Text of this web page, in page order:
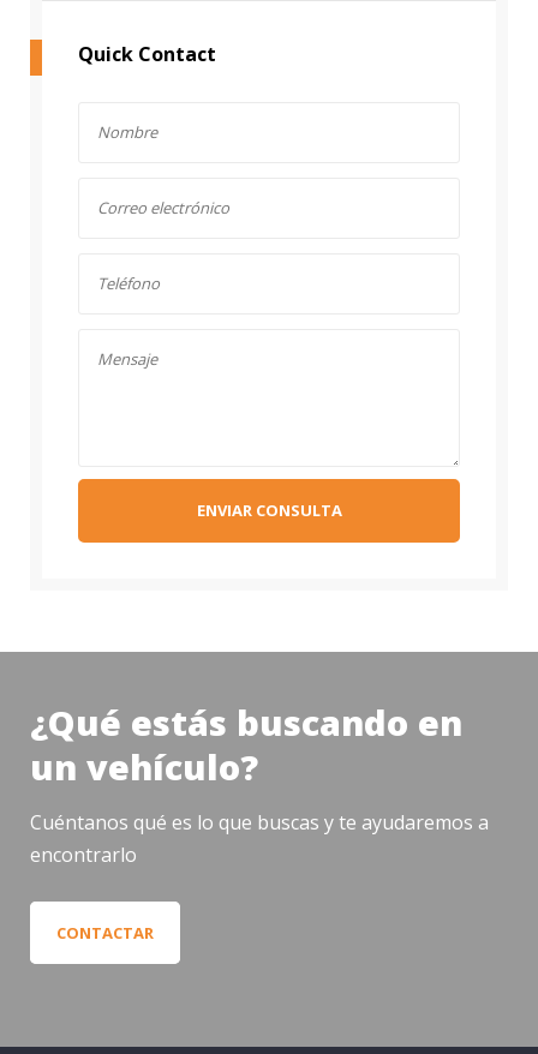
Quick Contact
ENVIAR CONSULTA
¿Qué estás buscando en
un vehículo?
Cuéntanos qué es lo que buscas y te ayudaremos a
encontrarlo
CONTACTAR